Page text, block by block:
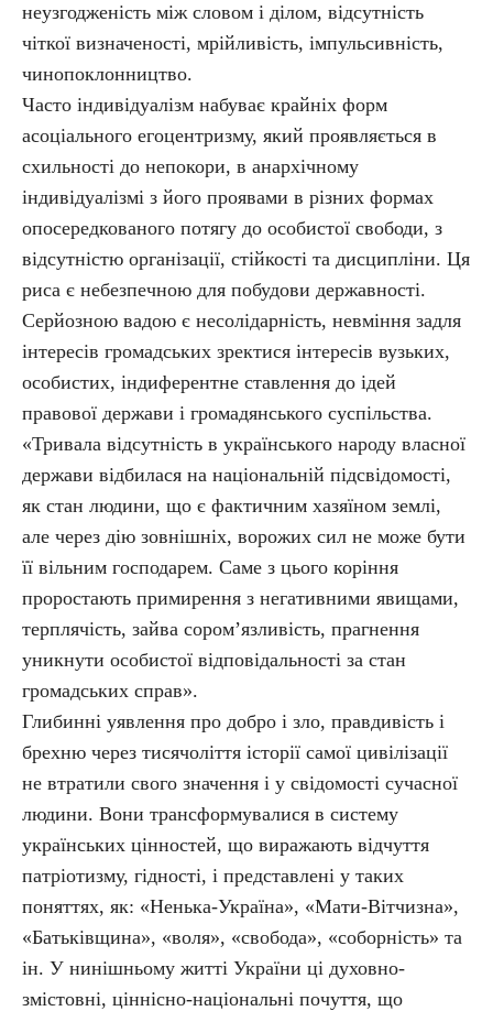
неузгодженість між словом і ділом, відсутність
чіткої визначеності, мрійливість, імпульсивність,
чинопоклонництво.
Часто індивідуалізм набуває крайніх форм
асоціального егоцентризму, який проявляється в
схильності до непокори, в анархічному
індивідуалізмі з його проявами в різних формах
опосередкованого потягу до особистої свободи, з
відсутністю організації, стійкості та дисципліни. Ця
риса є небезпечною для побудови державності.
Серйозною вадою є несолідарність, невміння задля
інтересів громадських зректися інтересів вузьких,
особистих, індиферентне ставлення до ідей
правової держави і громадянського суспільства.
«Тривала відсутність в українського народу власної
держави відбилася на національній підсвідомості,
як стан людини, що є фактичним хазяїном землі,
але через дію зовнішніх, ворожих сил не може бути
її вільним господарем. Саме з цього коріння
проростають примирення з негативними явищами,
терплячість, зайва сором’язливість, прагнення
уникнути особистої відповідальності за стан
громадських справ».
Глибинні уявлення про добро і зло, правдивість і
брехню через тисячоліття історії самої цивілізації
не втратили свого значення і у свідомості сучасної
людини. Вони трансформувалися в систему
українських цінностей, що виражають відчуття
патріотизму, гідності, і представлені у таких
поняттях, як: «Ненька-Україна», «Мати-Вітчизна»,
«Батьківщина», «воля», «свобода», «соборність» та
ін. У нинішньому житті України ці духовно-
змістовні, ціннісно-національні почуття, що